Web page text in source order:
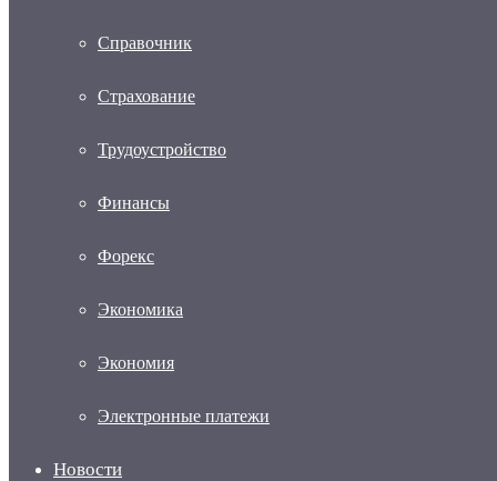
Справочник
Страхование
Трудоустройство
Финансы
Форекс
Экономика
Экономия
Электронные платежи
Новости